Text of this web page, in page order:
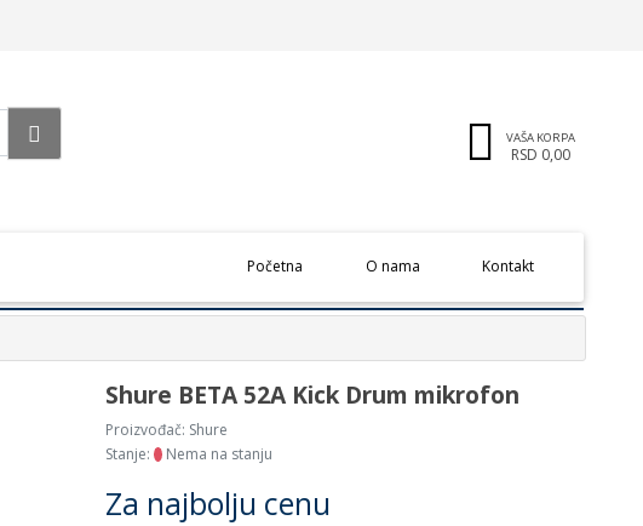
VAŠA KORPA
RSD 0,00
Početna O nama Kontakt
Shure BETA 52A Kick Drum mikrofon
Proizvođač: Shure
Stanje:
Nema na stanju
Za najbolju cenu